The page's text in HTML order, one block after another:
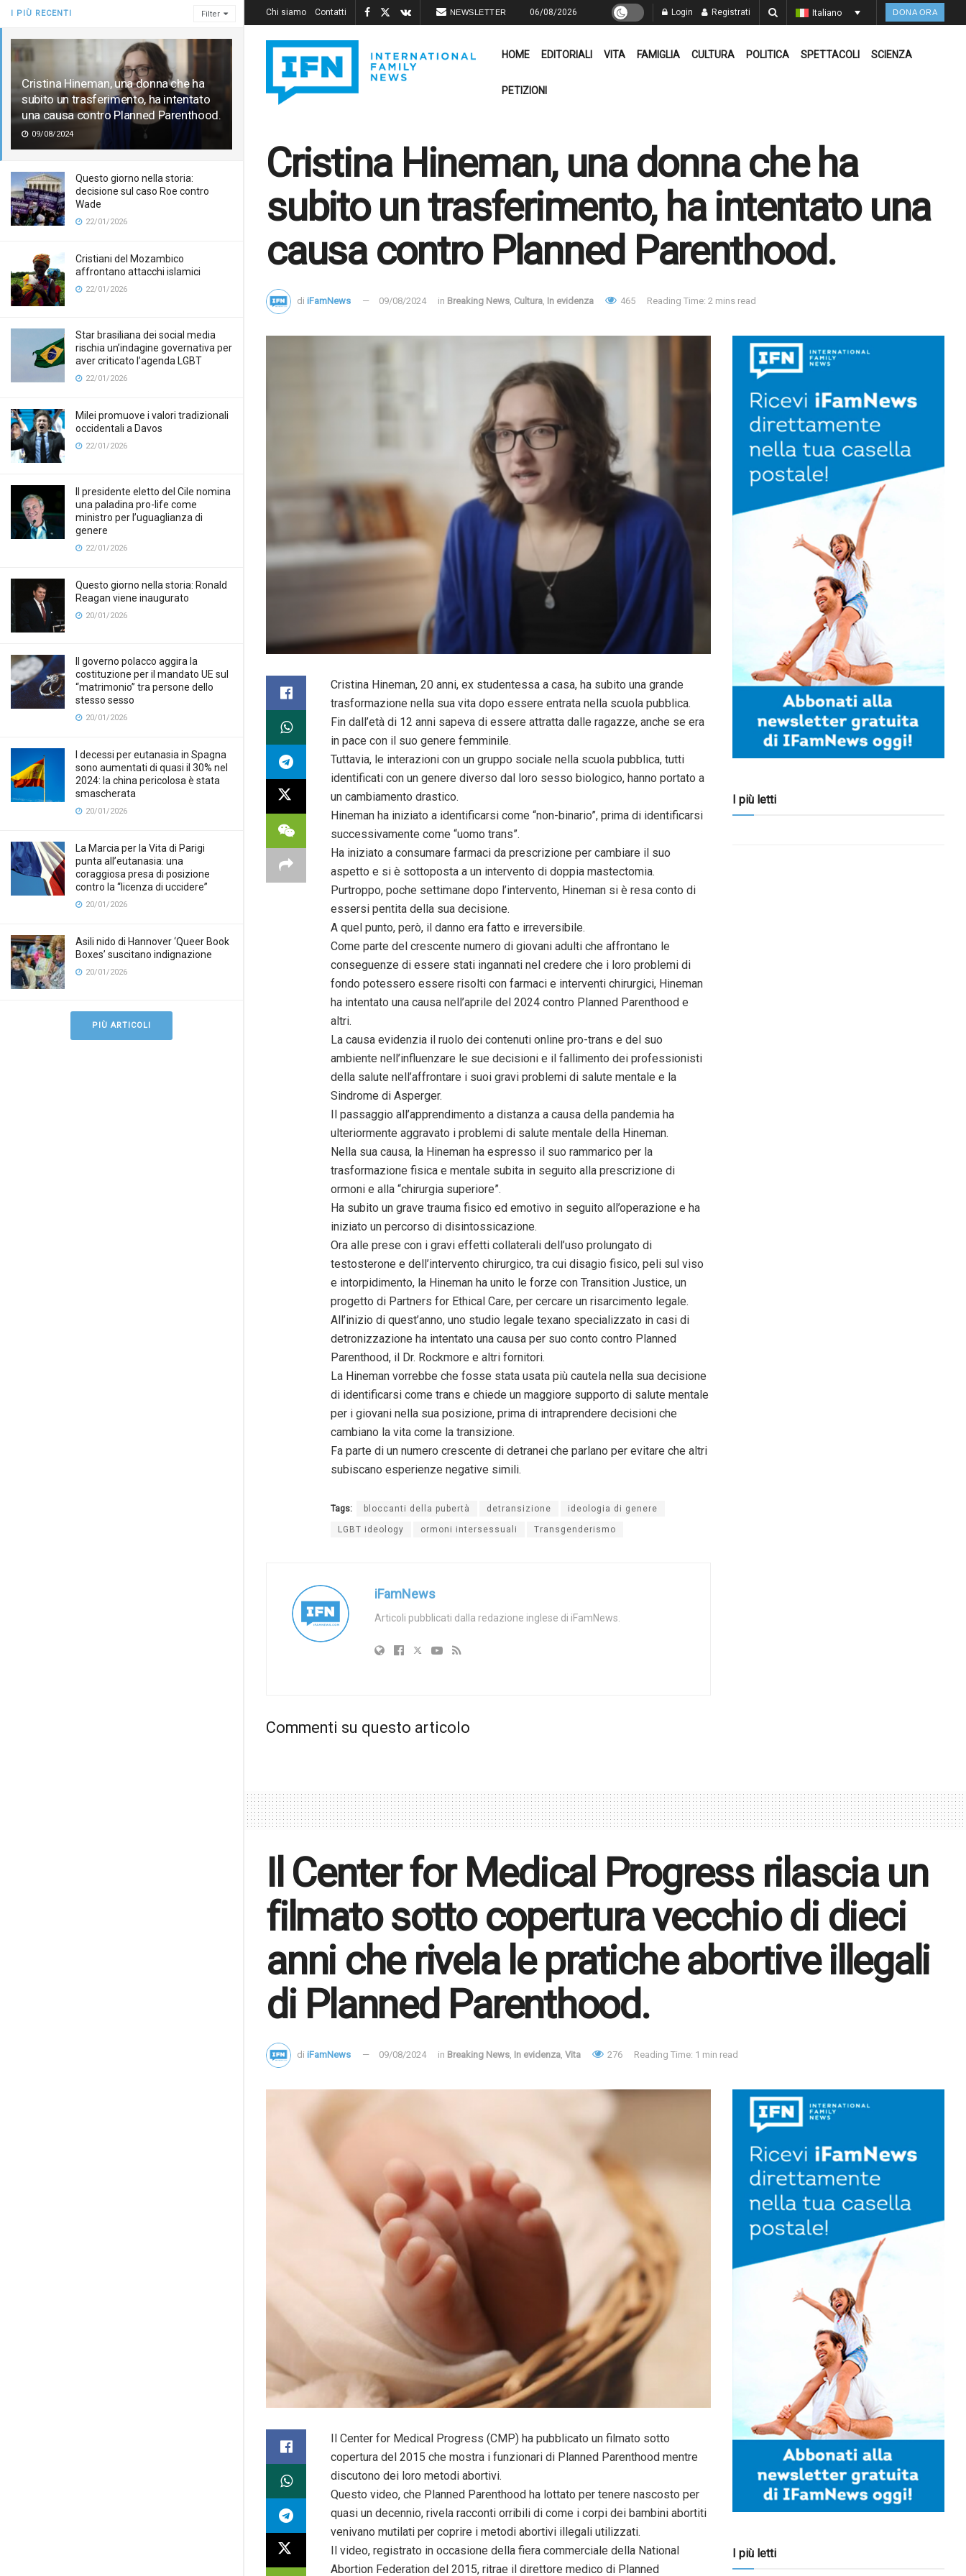
I PIÙ RECENTI Filter
Cristina Hineman, una donna che ha
subito un trasferimento, ha intentato
una causa contro Planned Parenthood.
09/08/2024
Questo giorno nella storia:
decisione sul caso Roe contro
Wade
22/01/2026
Cristiani del Mozambico
affrontano attacchi islamici
22/01/2026
Star brasiliana dei social media
rischia un’indagine governativa per
aver criticato l’agenda LGBT
22/01/2026
Milei promuove i valori tradizionali
occidentali a Davos
22/01/2026
Il presidente eletto del Cile nomina
una paladina pro-life come
ministro per l’uguaglianza di
genere
22/01/2026
Questo giorno nella storia: Ronald
Reagan viene inaugurato
20/01/2026
Il governo polacco aggira la
costituzione per il mandato UE sul
“matrimonio” tra persone dello
stesso sesso
20/01/2026
I decessi per eutanasia in Spagna
sono aumentati di quasi il 30% nel
2024: la china pericolosa è stata
smascherata
20/01/2026
La Marcia per la Vita di Parigi
punta all’eutanasia: una
coraggiosa presa di posizione
contro la “licenza di uccidere”
20/01/2026
Asili nido di Hannover ‘Queer Book
Boxes’ suscitano indignazione
20/01/2026
PIÙ ARTICOLI
Chi siamo Contatti NEWSLETTER 06/08/2026 Login Registrati Italiano DONA ORA
HOME EDITORIALI VITA FAMIGLIA CULTURA POLITICA SPETTACOLI SCIENZA
PETIZIONI
Cristina Hineman, una donna che ha
subito un trasferimento, ha intentato una
causa contro Planned Parenthood.
di iFamNews 09/08/2024 in Breaking News, Cultura, In evidenza 465 Reading Time: 2 mins read
Cristina Hineman, 20 anni, ex studentessa a casa, ha subito una grande
trasformazione nella sua vita dopo essere entrata nella scuola pubblica.
Fin dall’età di 12 anni sapeva di essere attratta dalle ragazze, anche se era
in pace con il suo genere femminile.
Tuttavia, le interazioni con un gruppo sociale nella scuola pubblica, tutti
identificati con un genere diverso dal loro sesso biologico, hanno portato a
un cambiamento drastico.
Hineman ha iniziato a identificarsi come “non-binario”, prima di identificarsi
successivamente come “uomo trans”.
Ha iniziato a consumare farmaci da prescrizione per cambiare il suo
aspetto e si è sottoposta a un intervento di doppia mastectomia.
Purtroppo, poche settimane dopo l’intervento, Hineman si è resa conto di
essersi pentita della sua decisione.
A quel punto, però, il danno era fatto e irreversibile.
Come parte del crescente numero di giovani adulti che affrontano le
conseguenze di essere stati ingannati nel credere che i loro problemi di
fondo potessero essere risolti con farmaci e interventi chirurgici, Hineman
ha intentato una causa nell’aprile del 2024 contro Planned Parenthood e
altri.
La causa evidenzia il ruolo dei contenuti online pro-trans e del suo
ambiente nell’influenzare le sue decisioni e il fallimento dei professionisti
della salute nell’affrontare i suoi gravi problemi di salute mentale e la
Sindrome di Asperger.
Il passaggio all’apprendimento a distanza a causa della pandemia ha
ulteriormente aggravato i problemi di salute mentale della Hineman.
Nella sua causa, la Hineman ha espresso il suo rammarico per la
trasformazione fisica e mentale subita in seguito alla prescrizione di
ormoni e alla “chirurgia superiore”.
Ha subito un grave trauma fisico ed emotivo in seguito all’operazione e ha
iniziato un percorso di disintossicazione.
Ora alle prese con i gravi effetti collaterali dell’uso prolungato di
testosterone e dell’intervento chirurgico, tra cui disagio fisico, peli sul viso
e intorpidimento, la Hineman ha unito le forze con Transition Justice, un
progetto di Partners for Ethical Care, per cercare un risarcimento legale.
All’inizio di quest’anno, uno studio legale texano specializzato in casi di
detronizzazione ha intentato una causa per suo conto contro Planned
Parenthood, il Dr. Rockmore e altri fornitori.
La Hineman vorrebbe che fosse stata usata più cautela nella sua decisione
di identificarsi come trans e chiede un maggiore supporto di salute mentale
per i giovani nella sua posizione, prima di intraprendere decisioni che
cambiano la vita come la transizione.
Fa parte di un numero crescente di detranei che parlano per evitare che altri
subiscano esperienze negative simili.
Tags: bloccanti della pubertà detransizione ideologia di genere
LGBT ideology ormoni intersessuali Transgenderismo
iFamNews
Articoli pubblicati dalla redazione inglese di iFamNews.
Commenti su questo articolo
I più letti
Il Center for Medical Progress rilascia un
filmato sotto copertura vecchio di dieci
anni che rivela le pratiche abortive illegali
di Planned Parenthood.
di iFamNews 09/08/2024 in Breaking News, In evidenza, Vita 276 Reading Time: 1 min read
Il Center for Medical Progress (CMP) ha pubblicato un filmato sotto
copertura del 2015 che mostra i funzionari di Planned Parenthood mentre
discutono dei loro metodi abortivi.
Questo video, che Planned Parenthood ha lottato per tenere nascosto per
quasi un decennio, rivela racconti orribili di come i corpi dei bambini abortiti
venivano mutilati per coprire i metodi abortivi illegali utilizzati.
Il video, registrato in occasione della fiera commerciale della National
Abortion Federation del 2015, ritrae il direttore medico di Planned
I più letti